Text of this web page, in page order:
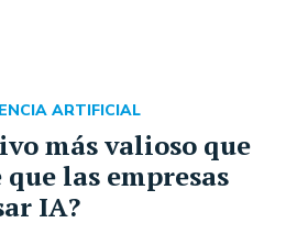
más valioso que
las empresas
IA?
ARTIFICIAL